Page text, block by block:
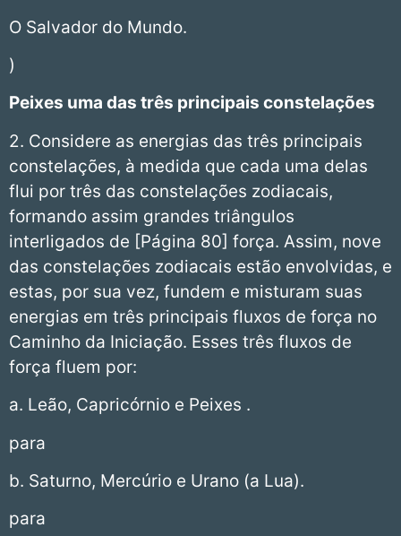
O Salvador do Mundo.
)
Peixes uma das três principais constelações
2. Considere as energias das três principais
constelações, à medida que cada uma delas
flui por três das constelações zodiacais,
formando assim grandes triângulos
interligados de [Página 80] força. Assim, nove
das constelações zodiacais estão envolvidas, e
estas, por sua vez, fundem e misturam suas
energias em três principais fluxos de força no
Caminho da Iniciação. Esses três fluxos de
força fluem por:
a. Leão, Capricórnio e Peixes .
para
b. Saturno, Mercúrio e Urano (a Lua).
para